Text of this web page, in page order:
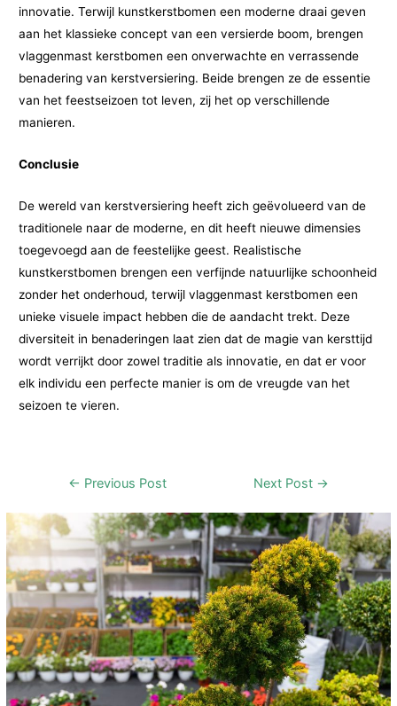
innovatie. Terwijl kunstkerstbomen een moderne draai geven
aan het klassieke concept van een versierde boom, brengen
vlaggenmast kerstbomen een onverwachte en verrassende
benadering van kerstversiering. Beide brengen ze de essentie
van het feestseizoen tot leven, zij het op verschillende
manieren.
Conclusie
De wereld van kerstversiering heeft zich geëvolueerd van de
traditionele naar de moderne, en dit heeft nieuwe dimensies
toegevoegd aan de feestelijke geest. Realistische
kunstkerstbomen brengen een verfijnde natuurlijke schoonheid
zonder het onderhoud, terwijl vlaggenmast kerstbomen een
unieke visuele impact hebben die de aandacht trekt. Deze
diversiteit in benaderingen laat zien dat de magie van kersttijd
wordt verrijkt door zowel traditie als innovatie, en dat er voor
elk individu een perfecte manier is om de vreugde van het
seizoen te vieren.
Post← Previous Post Next Post →